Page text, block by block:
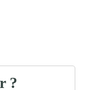
?